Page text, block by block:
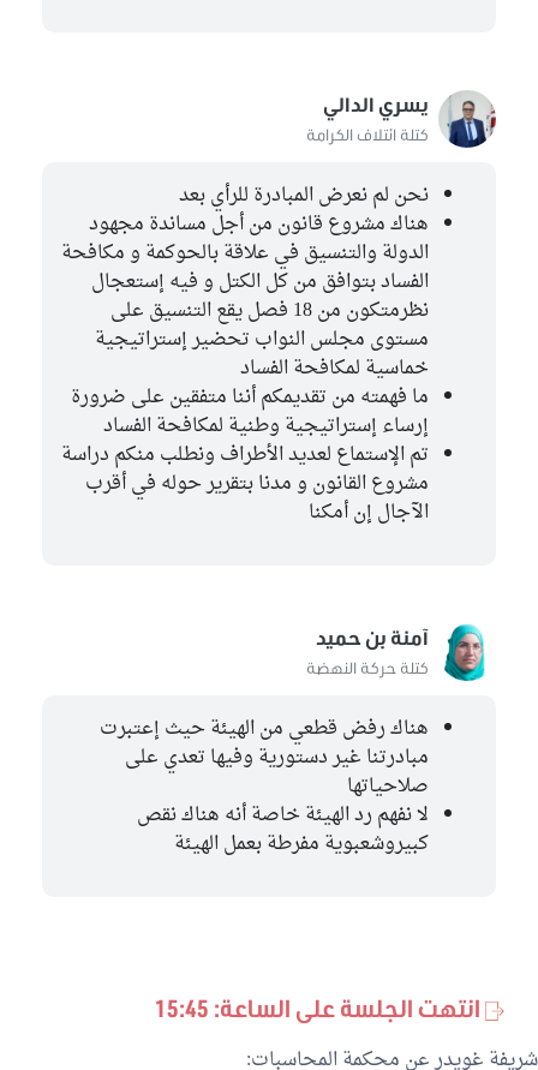
يسري الدالي
كتلة ائتلاف الكرامة
نحن لم نعرض المبادرة للرأي بعد
هناك مشروع قانون من أجل مساندة مجهود
الدولة والتنسيق في علاقة بالحوكمة و مكافحة
الفساد بتوافق من كل الكتل و فيه إستعجال
نظرمتكون من 18 فصل يقع التنسيق على
مستوى مجلس النواب تحضير إستراتيجية
خماسية لمكافحة الفساد
ما فهمته من تقديمكم أننا متفقين على ضرورة
إرساء إستراتيجية وطنية لمكافحة الفساد
تم الإستماع لعديد الأطراف ونطلب منكم دراسة
مشروع القانون و مدنا بتقرير حوله في أقرب
الآجال إن أمكنا
آمنة بن حميد
كتلة حركة النهضة
هناك رفض قطعي من الهيئة حيث إعتبرت
مبادرتنا غير دستورية وفيها تعدي على
صلاحياتها
لا نفهم رد الهيئة خاصة أنه هناك نقص
كبيروشعبوية مفرطة بعمل الهيئة
انتهت الجلسة على الساعة: 15:45
شريفة غويدر عن محكمة المحاسبات: